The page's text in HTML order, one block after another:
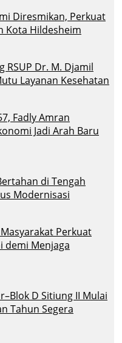
Diresmikan, Perkuat
Kota Hildesheim
RSUP Dr. M. Djamil
Layanan Kesehatan
Fadly Amran
Jadi Arah Baru
di Tengah
Modernisasi
Perkuat
demi Menjaga
D Sitiung II Mulai
Tahun Segera